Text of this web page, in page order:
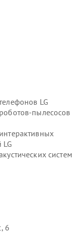
LG
пылесосов
LG
систем
6